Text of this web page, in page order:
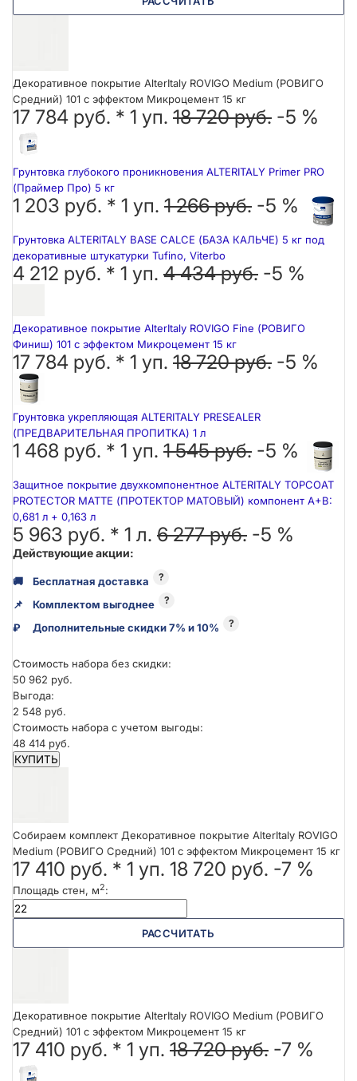
Декоративное покрытие AlterItaly ROVIGO Medium (РОВИГО
Средний) 101 с эффектом Микроцемент 15 кг
17 784 руб. * 1 уп. 18 720 руб. -5 %
Грунтовка глубокого проникновения ALTERITALY Primer PRO
(Праймер Про) 5 кг
1 203 руб. * 1 уп. 1 266 руб. -5 %
Грунтовка ALTERITALY BASE CALCE (БАЗА КАЛЬЧЕ) 5 кг под
декоративные штукатурки Tufino, Viterbo
4 212 руб. * 1 уп. 4 434 руб. -5 %
Декоративное покрытие AlterItaly ROVIGO Fine (РОВИГО
Финиш) 101 с эффектом Микроцемент 15 кг
17 784 руб. * 1 уп. 18 720 руб. -5 %
Грунтовка укрепляющая ALTERITALY PRESEALER
(ПРЕДВАРИТЕЛЬНАЯ ПРОПИТКА) 1 л
1 468 руб. * 1 уп. 1 545 руб. -5 %
Защитное покрытие двухкомпонентное ALTERITALY TOPCOAT
PROTECTOR MATTE (ПРОТЕКТОР МАТОВЫЙ) компонент А+В:
0,681 л + 0,163 л
5 963 руб. * 1 л. 6 277 руб. -5 %
Действующие акции:
🚚 Бесплатная доставка ?
📌 Комплектом выгоднее ?
₽ Дополнительные скидки 7% и 10% ?
Стоимость набора без скидки:
50 962 руб.
Выгода:
2 548 руб.
Стоимость набора с учетом выгоды:
48 414 руб.
КУПИТЬ
Собираем комплект Декоративное покрытие AlterItaly ROVIGO
Medium (РОВИГО Средний) 101 с эффектом Микроцемент 15 кг
17 410 руб. * 1 уп. 18 720 руб. -7 %
Площадь стен, м2:
РАССЧИТАТЬ
Декоративное покрытие AlterItaly ROVIGO Medium (РОВИГО
Средний) 101 с эффектом Микроцемент 15 кг
17 410 руб. * 1 уп. 18 720 руб. -7 %